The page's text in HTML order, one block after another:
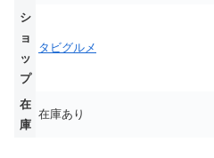
シ
ョ
ッ
プ
タビグルメ
在
庫
在庫あり